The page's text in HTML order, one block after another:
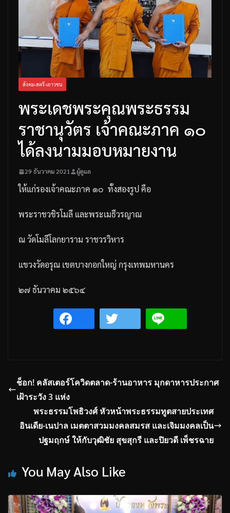
สังคม-สตรี-เยาวชน
พระเดชพระคุณพระธรรม
ราชานุวัตร เจ้าคณะภาค ๑๐
ได้ลงนามมอบหมายงาน
29 ธันวาคม 2021 ผู้ดูแล
ให้แก่รองเจ้าคณะภาค ๑๐ ทั้งสองรูปคือ
พระราชวชิรโมลี และพระเมธีวรญาณ
ณวัดโมลีโลกยาราม ราชวรวิหาร
แขวงวัดอรุณ เขตบางกอกใหญ่ กรุงเทพมหานคร
๒๗ธันวาคม ๒๕๖๔
ช็อก! คลัสเตอร์โควิดตลาด-ร้านอาหาร มุกดาหารประกาศ
เฝ้าระวัง 3 แห่ง
พระธรรมโพธิวงศ์ หัวหน้าพระธรรมทูตสายประเทศ
อินเดีย-เนปาล เมตตาสวมมงคลสมรส และเจิมมงคลเป็น
ปฐมฤกษ์ ให้กับวุฒิชัย สุขสุกรี และปิยวดี เพ็ชรฉาย
You May Also Like